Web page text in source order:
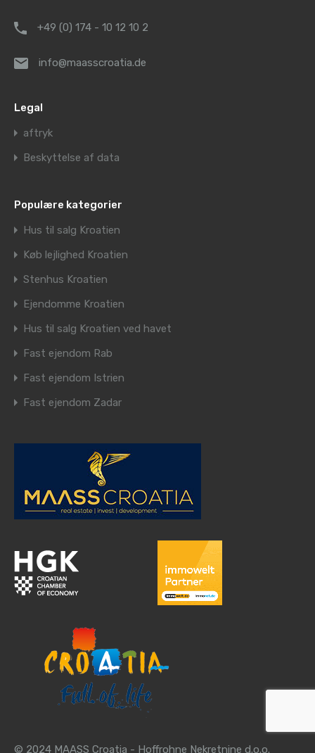
+49 (0) 174 - 10 12 10 2
info@maasscroatia.de
Legal
aftryk
Beskyttelse af data
Populære kategorier
Hus til salg Kroatien
Køb lejlighed Kroatien
Stenhus Kroatien
Ejendomme Kroatien
Hus til salg Kroatien ved havet
Fast ejendom Rab
Fast ejendom Istrien
Fast ejendom Zadar
© 2024 MAASS Croatia - Hoffrohne Nekretnine d.o.o.